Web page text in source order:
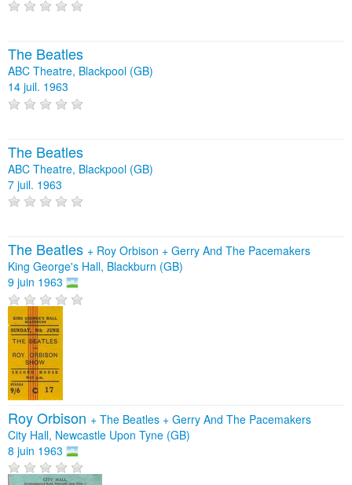
The Beatles
ABC Theatre, Blackpool (GB)
14 juil. 1963
The Beatles
ABC Theatre, Blackpool (GB)
7 juil. 1963
The Beatles + Roy Orbison + Gerry And The Pacemakers
King George's Hall, Blackburn (GB)
9 juin 1963
Roy Orbison + The Beatles + Gerry And The Pacemakers
City Hall, Newcastle Upon Tyne (GB)
8 juin 1963